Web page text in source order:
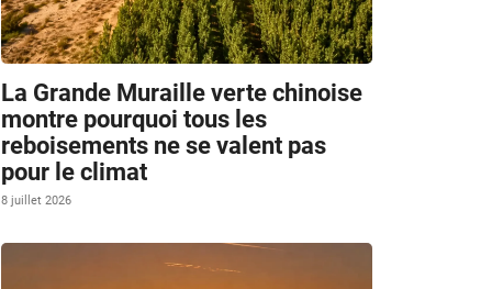
La Grande Muraille verte chinoise
montre pourquoi tous les
reboisements ne se valent pas
pour le climat
8 juillet 2026